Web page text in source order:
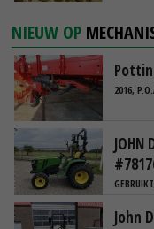
NIEUW OP
2016,
JOHN
John